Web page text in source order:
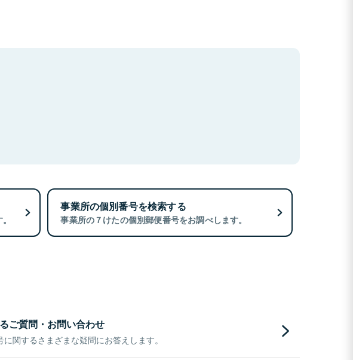
事業所の個別番号を検索する
事業所の７けたの個別郵便番号をお調べします。
ご質問・お問い合わせ
に関するさまざまな疑問にお答えします。